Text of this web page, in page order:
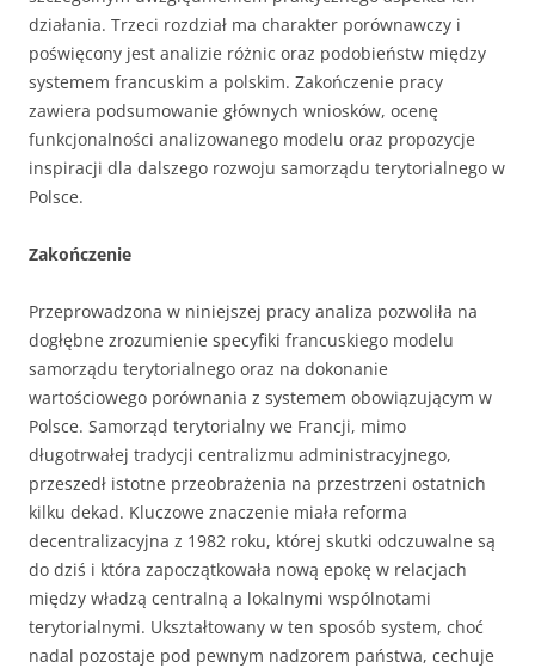
działania. Trzeci rozdział ma charakter porównawczy i
poświęcony jest analizie różnic oraz podobieństw między
systemem francuskim a polskim. Zakończenie pracy
zawiera podsumowanie głównych wniosków, ocenę
funkcjonalności analizowanego modelu oraz propozycje
inspiracji dla dalszego rozwoju samorządu terytorialnego w
Polsce.
Zakończenie
Przeprowadzona w niniejszej pracy analiza pozwoliła na
dogłębne zrozumienie specyfiki francuskiego modelu
samorządu terytorialnego oraz na dokonanie
wartościowego porównania z systemem obowiązującym w
Polsce. Samorząd terytorialny we Francji, mimo
długotrwałej tradycji centralizmu administracyjnego,
przeszedł istotne przeobrażenia na przestrzeni ostatnich
kilku dekad. Kluczowe znaczenie miała reforma
decentralizacyjna z 1982 roku, której skutki odczuwalne są
do dziś i która zapoczątkowała nową epokę w relacjach
między władzą centralną a lokalnymi wspólnotami
terytorialnymi. Ukształtowany w ten sposób system, choć
nadal pozostaje pod pewnym nadzorem państwa, cechuje